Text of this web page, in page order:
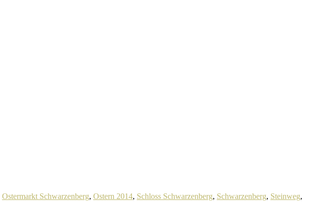
Ostermarkt Schwarzenberg, Ostern 2014, Schloss Schwarzenberg, Schwarzenberg, Steinweg,